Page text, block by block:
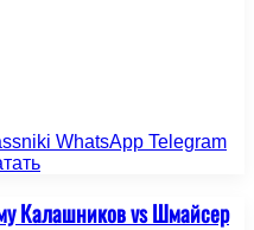
WhatsApp Telegram
Калашников vs Шмайсер